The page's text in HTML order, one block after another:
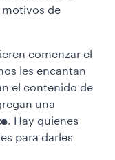
motivos de
comenzar el
les encantan
el contenido de
una
. Hay quienes
para darles